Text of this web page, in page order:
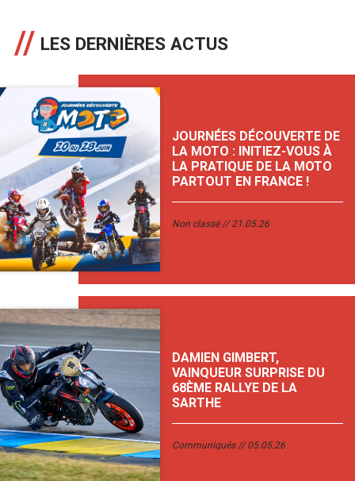
LES DERNIÈRES ACTUS
JOURNÉES DÉCOUVERTE DE
LA MOTO : INITIEZ-VOUS À
LA PRATIQUE DE LA MOTO
PARTOUT EN FRANCE !
Non classé 21.05.26
DAMIEN GIMBERT,
VAINQUEUR SURPRISE DU
68ÈME RALLYE DE LA
SARTHE
Communiqués 05.05.26